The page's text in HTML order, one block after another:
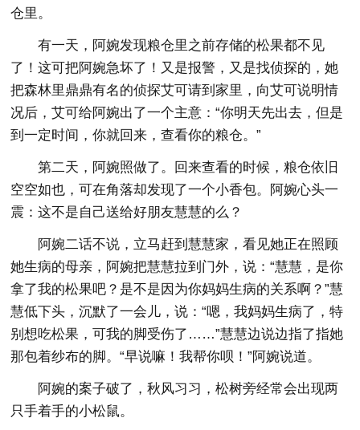
仓里。
有一天，阿婉发现粮仓里之前存储的松果都不见
了！这可把阿婉急坏了！又是报警，又是找侦探的，她
把森林里鼎鼎有名的侦探艾可请到家里，向艾可说明情
况后，艾可给阿婉出了一个主意：“你明天先出去，但是
到一定时间，你就回来，查看你的粮仓。”
第二天，阿婉照做了。回来查看的时候，粮仓依旧
空空如也，可在角落却发现了一个小香包。阿婉心头一
震：这不是自己送给好朋友慧慧的么？
阿婉二话不说，立马赶到慧慧家，看见她正在照顾
她生病的母亲，阿婉把慧慧拉到门外，说：“慧慧，是你
拿了我的松果吧？是不是因为你妈妈生病的关系啊？”慧
慧低下头，沉默了一会儿，说：“嗯，我妈妈生病了，特
别想吃松果，可我的脚受伤了……”慧慧边说边指了指她
那包着纱布的脚。“早说嘛！我帮你呗！”阿婉说道。
阿婉的案子破了，秋风习习，松树旁经常会出现两
只手着手的小松鼠。